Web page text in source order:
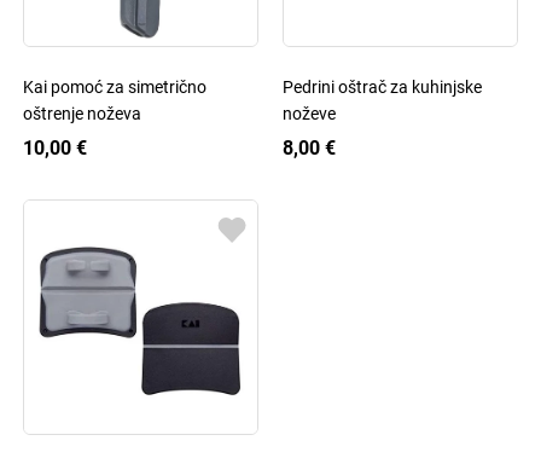
Kai pomoć za simetrično
oštrenje noževa
10,00 €
Pedrini oštrač za kuhinjske
noževe
8,00 €